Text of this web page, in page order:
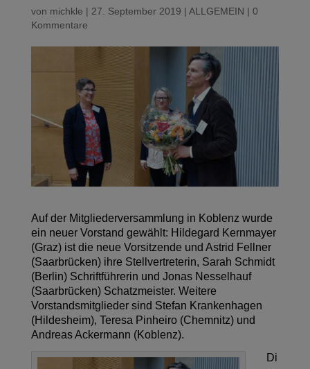
von michkle | 27. September 2019 | ALLGEMEIN | 0
Kommentare
Auf der Mitgliederversammlung in Koblenz wurde
ein neuer Vorstand gewählt: Hildegard Kernmayer
(Graz) ist die neue Vorsitzende und Astrid Fellner
(Saarbrücken) ihre Stellvertreterin, Sarah Schmidt
(Berlin) Schriftführerin und Jonas Nesselhauf
(Saarbrücken) Schatzmeister. Weitere
Vorstandsmitglieder sind Stefan Krankenhagen
(Hildesheim), Teresa Pinheiro (Chemnitz) und
Andreas Ackermann (Koblenz).
Di